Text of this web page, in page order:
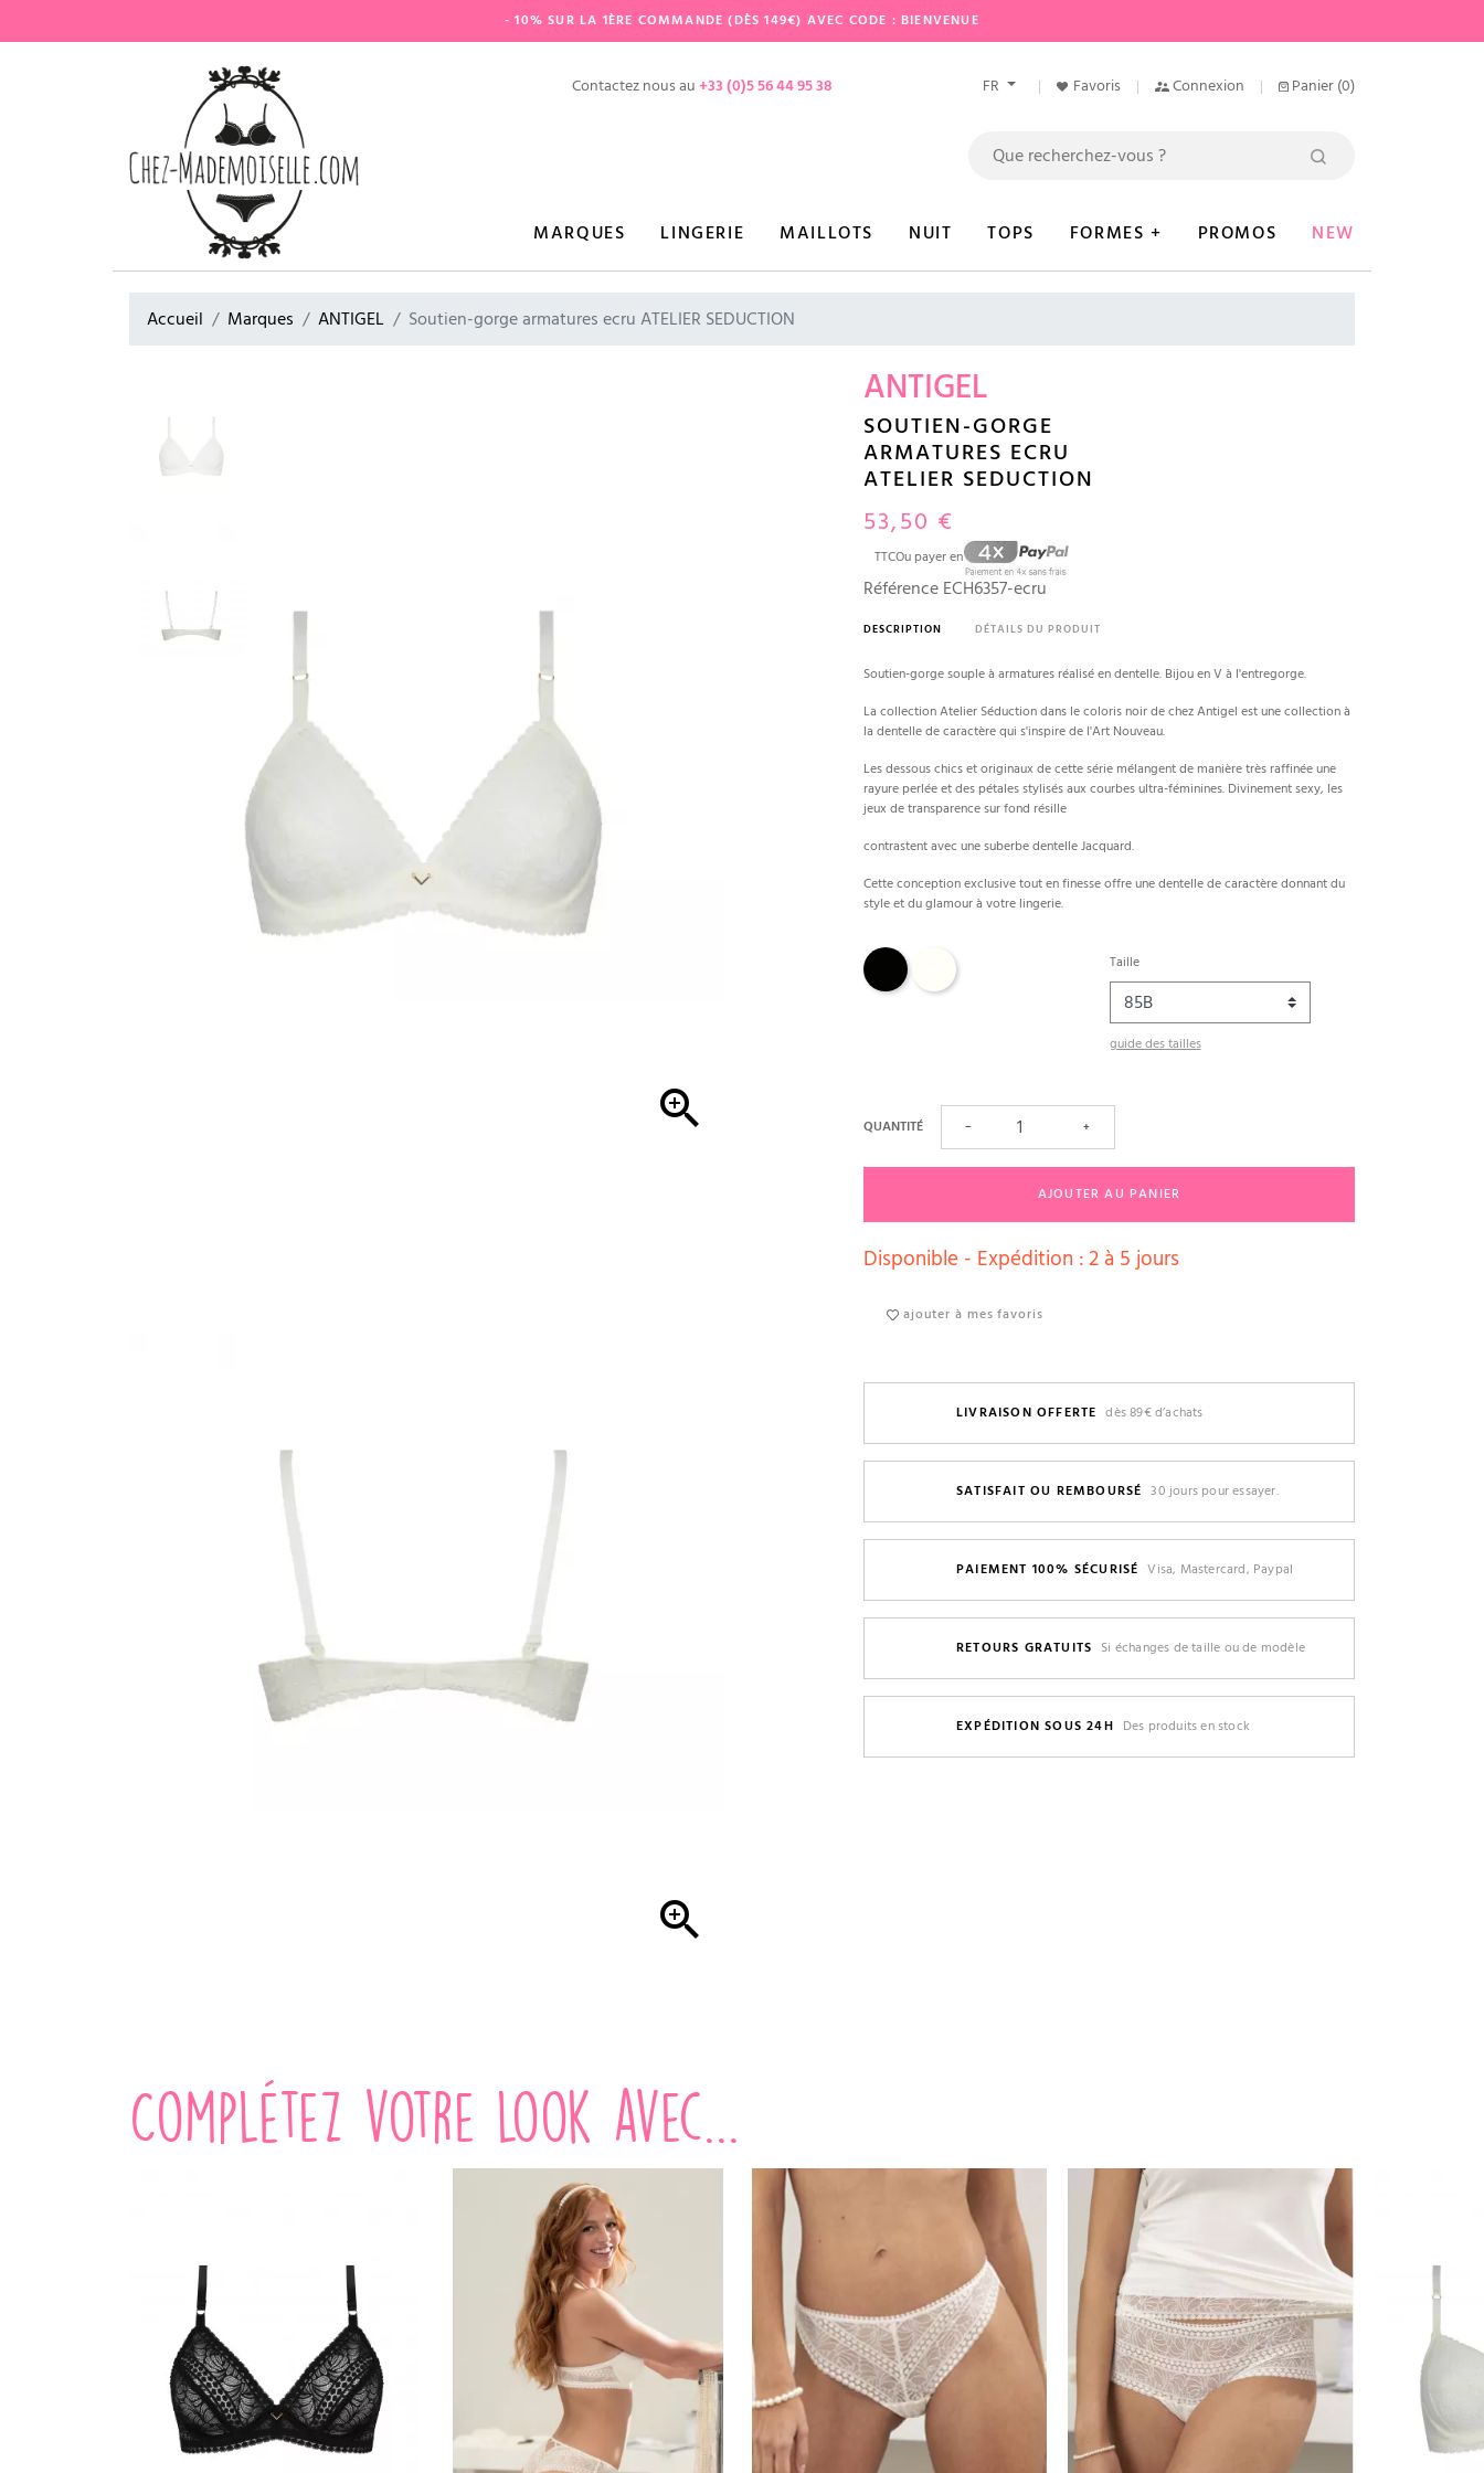
- 10% SUR LA 1ÈRE COMMANDE (DÈS 149€) AVEC CODE : BIENVENUE
Contactez nous au+33 (0)5 56 44 95 38 FR Favoris Connexion Panier (0)
MARQUES LINGERIE MAILLOTS NUIT TOPS FORMES + PROMOS NEW
Accueil Marques ANTIGEL Soutien-gorge armatures ecru ATELIER SEDUCTION


ANTIGEL
SOUTIEN-GORGE
ARMATURES ECRU
ATELIER SEDUCTION
53,50 €
TTCOu payer en
Référence ECH6357-ecru
DESCRIPTION DÉTAILS DU PRODUIT
Soutien-gorge souple à armatures réalisé en dentelle. Bijou en V à l'entregorge.
La collection Atelier Séduction dans le coloris noir de chez Antigel est une collection à
la dentelle de caractère qui s'inspire de l'Art Nouveau.
Les dessous chics et originaux de cette série mélangent de manière très raffinée une
rayure perlée et des pétales stylisés aux courbes ultra-féminines. Divinement sexy, les
jeux de transparence sur fond résille
contrastent avec une suberbe dentelle Jacquard.
Cette conception exclusive tout en finesse offre une dentelle de caractère donnant du
style et du glamour à votre lingerie.
Noir Taille
guide des tailles
QUANTITÉ − +
AJOUTER AU PANIER
Disponible - Expédition : 2 à 5 jours
ajouter à mes favoris
LIVRAISON OFFERTE dès 89€ d’achats
SATISFAIT OU REMBOURSÉ 30 jours pour essayer.
PAIEMENT 100% SÉCURISÉ Visa, Mastercard, Paypal
RETOURS GRATUITS Si échanges de taille ou de modèle
EXPÉDITION SOUS 24H Des produits en stock
Complétez votre look avec...